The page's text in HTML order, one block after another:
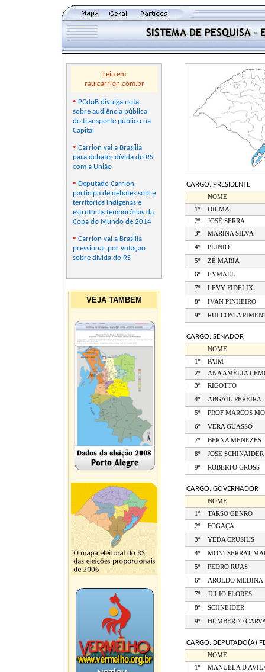
Leia em
raulcarrion.com.br
• PCdoB divulga nota
sobre audiência pública
do transporte público na
Capital
• Carrion vai a Brasília
para debater dívida do RS
com a União
• Deputado Carrion
participa de debates sobre
territórios indígenas e
estruturas temporárias da
Copa do Mundo de 2014
• Carrion vai a Brasília
pressionar por votação
sobre dívida do RS
VEJA TAMBEM
CARGO: PRESIDENTE
NOME
1º
DILMA
2º
JOSÉ SERRA
3º
MARINA SILVA
4º PLÍNIO
5º ZÉ MARIA
6º EYMAEL
7º LEVY FIDELIX
8º IVAN PINHEIRO
9º RUI COSTA
CARGO: SENADOR
NOME
1º
PAIM
2º
ANA AMÉLIA
3º
RIGOTTO
4º ABGAIL PEREIRA
5º PROF MARCOS
6º VERA GUASSO
7º BERNA MENEZES
8º JOSE SCHINAIDER
9º ROBERTO GROSS
CARGO: GOVERNADOR
NOME
1º
TARSO GENRO
2º
FOGAÇA
3º YEDA CRUSIUS
4º MONTSERRAT
5º PEDRO RUAS
6º AROLDO MEDINA
7º JULIO FLORES
8º SCHNEIDER
9º HUMBERTO
CARGO: DEPUTADO(A)
NOME
1º
MANUELA D